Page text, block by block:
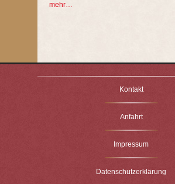
mehr…
Kontakt
Anfahrt
Impressum
Datenschutzerklärung